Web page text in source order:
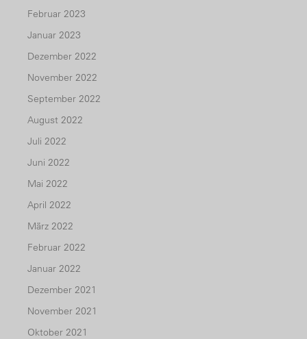
Februar 2023
Januar 2023
Dezember 2022
November 2022
September 2022
August 2022
Juli 2022
Juni 2022
Mai 2022
April 2022
März 2022
Februar 2022
Januar 2022
Dezember 2021
November 2021
Oktober 2021